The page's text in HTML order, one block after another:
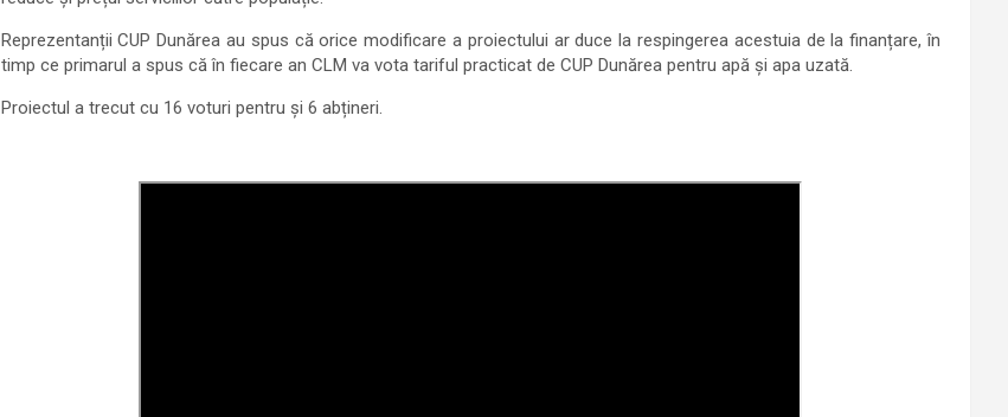
Reprezentanții CUP Dunărea au spus că orice modificare a proiectului ar duce la respingerea acestuia de la finanțare, în
timp ce primarul a spus că în fiecare an CLM va vota tariful practicat de CUP Dunărea pentru apă și apa uzată.
Proiectul a trecut cu 16 voturi pentru și 6 abțineri.